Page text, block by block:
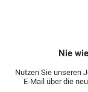
Nie
Nutzen Sie unseren
E-Mail über die